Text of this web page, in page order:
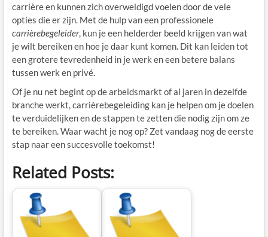
carrière en kunnen zich overweldigd voelen door de vele
opties die er zijn. Met de hulp van een professionele
carrièrebegeleider, kun je een helderder beeld krijgen van wat
je wilt bereiken en hoe je daar kunt komen. Dit kan leiden tot
een grotere tevredenheid in je werk en een betere balans
tussen werk en privé.
Of je nu net begint op de arbeidsmarkt of al jaren in dezelfde
branche werkt, carrièrebegeleiding kan je helpen om je doelen
te verduidelijken en de stappen te zetten die nodig zijn om ze
te bereiken. Waar wacht je nog op? Zet vandaag nog de eerste
stap naar een succesvolle toekomst!
Related Posts: